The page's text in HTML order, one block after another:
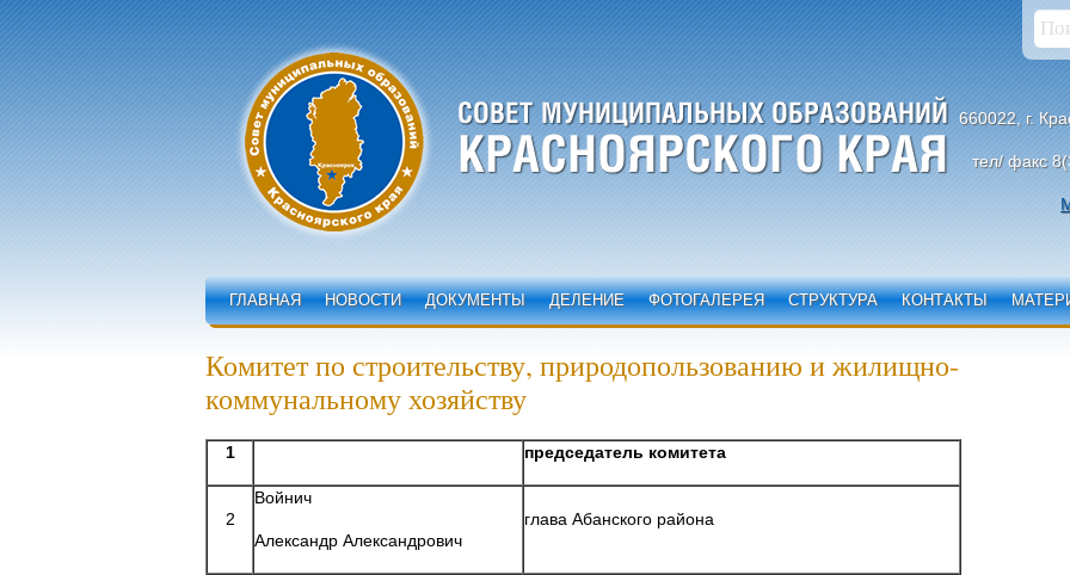
660022, г.
тел/ факс
ГЛАВНАЯ НОВОСТИ ДОКУМЕНТЫ ДЕЛЕНИЕ ФОТОГАЛЕРЕЯ СТРУКТУРА КОНТАКТЫ
Комитет по строительству, природопользованию и жилищно-
коммунальному хозяйству
1 председатель комитета
2
Войнич
Александр Александрович
глава Абанского района